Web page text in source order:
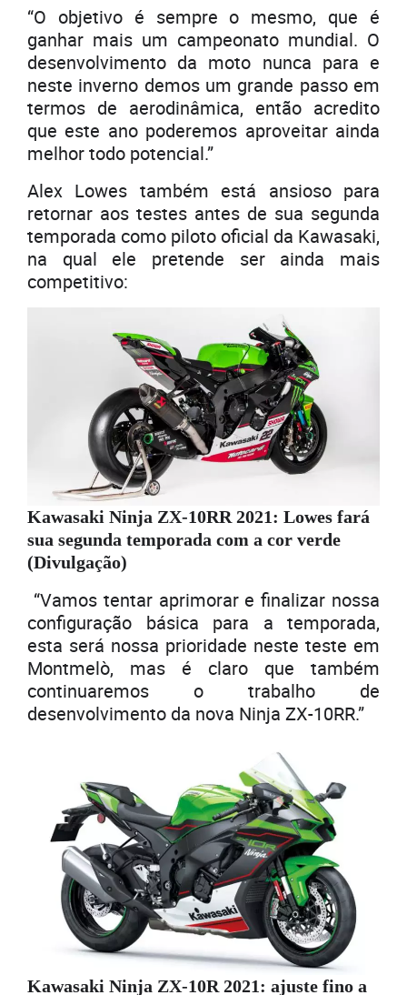
“O objetivo é sempre o mesmo, que é
ganhar mais um campeonato mundial. O
desenvolvimento da moto nunca para e
neste inverno demos um grande passo em
termos de aerodinâmica, então acredito
que este ano poderemos aproveitar ainda
melhor todo potencial.”
Alex Lowes também está ansioso para
retornar aos testes antes de sua segunda
temporada como piloto oficial da Kawasaki,
na qual ele pretende ser ainda mais
competitivo:
Kawasaki Ninja ZX-10RR 2021: Lowes fará
sua segunda temporada com a cor verde
(Divulgação)
“Vamos tentar aprimorar e finalizar nossa
configuração básica para a temporada,
esta será nossa prioridade neste teste em
Montmelò, mas é claro que também
continuaremos o trabalho de
desenvolvimento da nova Ninja ZX-10RR.”
Kawasaki Ninja ZX-10R 2021: ajuste fino a